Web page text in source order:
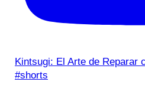
Kintsugi: El Arte de Reparar
#shorts